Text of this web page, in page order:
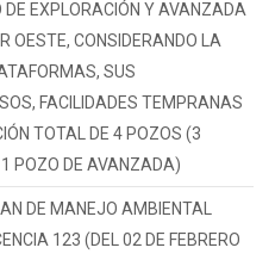
390421).”
EXPLORACIÓN Y AVANZADA
OESTE, CONSIDERANDO LA
SUS
FACILIDADES TEMPRANAS
TOTAL DE 4 POZOS (3
POZO DE AVANZADA)
DE MANEJO AMBIENTAL
123 (DEL 02 DE FEBRERO